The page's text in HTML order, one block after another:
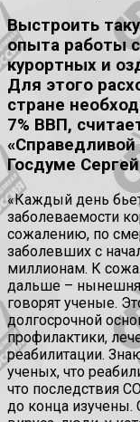
Выстроить
опыта работы
курортных и
Для этого
стране
7% ВВП,
Госдуме
«Каждый день
заболеваемости
сожалению, по
заболевших с
миллионам. К
дальше –
говорят ученые.
долгосрочной
профилактики,
реабилитации.
ученых, что
что последствия
до конца изучены.